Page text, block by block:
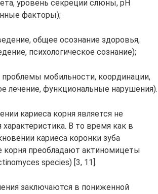
уровень секреции слюны, рН
факторы);
общее осознание здоровья,
психологическое сознание);
мобильности, координации,
лечение, функциональные нарушения).
кариеса корня является не
характеристика. В то время как в
кариеса коронки зуба
корня преобладают актиномицеты
species) [3, 11].
заключаются в пониженной